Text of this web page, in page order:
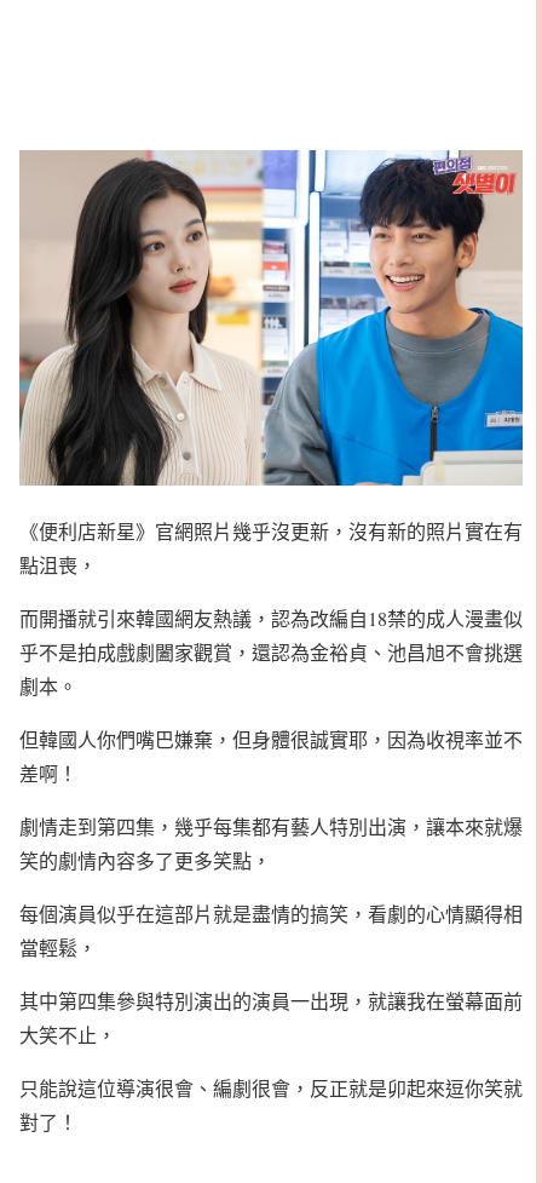
《便利店新星》官網照片幾乎沒更新，沒有新的照片實在有
點沮喪，
而開播就引來韓國網友熱議，認為改編自18禁的成人漫畫似
乎不是拍成戲劇闔家觀賞，還認為金裕貞、池昌旭不會挑選
劇本。
但韓國人你們嘴巴嫌棄，但身體很誠實耶，因為收視率並不
差啊！
劇情走到第四集，幾乎每集都有藝人特別出演，讓本來就爆
笑的劇情內容多了更多笑點，
每個演員似乎在這部片就是盡情的搞笑，看劇的心情顯得相
當輕鬆，
其中第四集參與特別演出的演員一出現，就讓我在螢幕面前
大笑不止，
只能說這位導演很會、編劇很會，反正就是卯起來逗你笑就
對了！